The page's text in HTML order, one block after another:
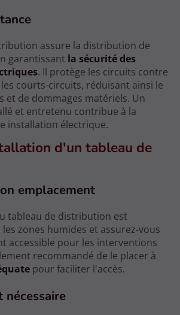
assure la distribution de
garantissant la sécurité des
. Il protège les circuits contre
courts-circuits, réduisant ainsi le
et de dommages matériels. Un
et entretenu contribue à la
installation électrique.
d'un tableau de
emplacement
tableau de distribution est
zones humides et assurez-vous
accessible pour les interventions
recommandé de le placer à
pour faciliter l'accès.
nécessaire